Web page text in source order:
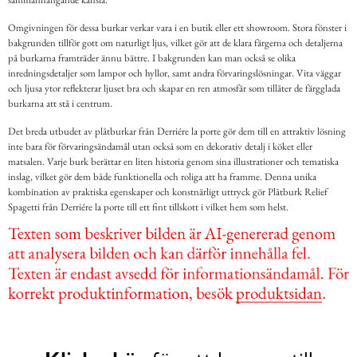
Omgivningen för dessa burkar verkar vara i en butik eller ett showroom. Stora fönster i
bakgrunden tillför gott om naturligt ljus, vilket gör att de klara färgerna och detaljerna
på burkarna framträder ännu bättre. I bakgrunden kan man också se olika
inredningsdetaljer som lampor och hyllor, samt andra förvaringslösningar. Vita väggar
och ljusa ytor reflekterar ljuset bra och skapar en ren atmosfär som tillåter de färgglada
burkarna att stå i centrum.
Det breda utbudet av plåtburkar från Derriére la porte gör dem till en attraktiv lösning
inte bara för förvaringsändamål utan också som en dekorativ detalj i köket eller
matsalen. Varje burk berättar en liten historia genom sina illustrationer och tematiska
inslag, vilket gör dem både funktionella och roliga att ha framme. Denna unika
kombination av praktiska egenskaper och konstnärligt uttryck gör Plåtburk Relief
Spagetti från Derriére la porte till ett fint tillskott i vilket hem som helst.